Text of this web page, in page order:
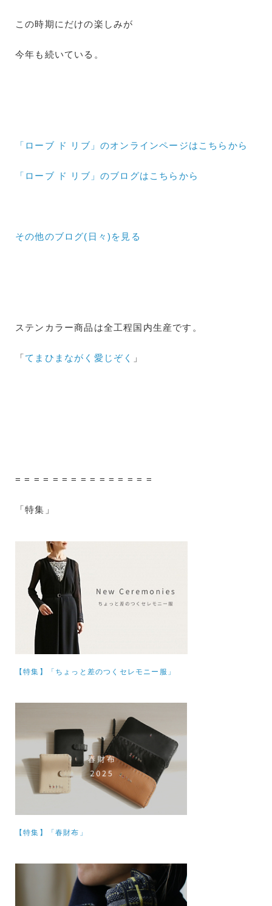
この時期にだけの楽しみが
今年も続いている。
「ローブ ド リブ」のオンラインページはこちらから
「ローブ ド リブ」のブログはこちらから
その他のブログ(日々) を見る
ステンカラー商品は全工程国内生産です。
「てまひまながく愛じぞく 」
= = = = = = = = = = = = = = =
「特集」
【特集】 「ちょっと差のつくセレモニー服」
【特集】 「春財布」